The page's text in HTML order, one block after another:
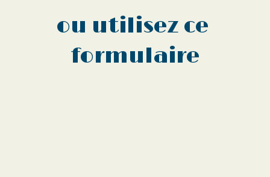
ou utilisez ce
formulaire